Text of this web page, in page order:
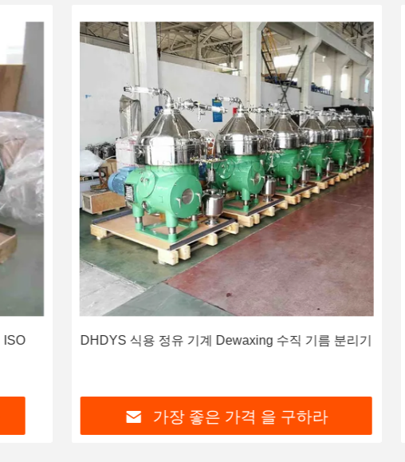
ISO DHDYS 식용 정유 기계 Dewaxing 수직 기름 분리기
가장 좋은 가격 을 구하라